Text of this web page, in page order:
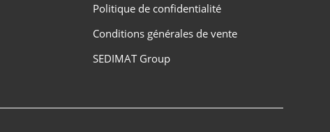
Politique de confidentialité
Conditions générales de vente
SEDIMAT Group